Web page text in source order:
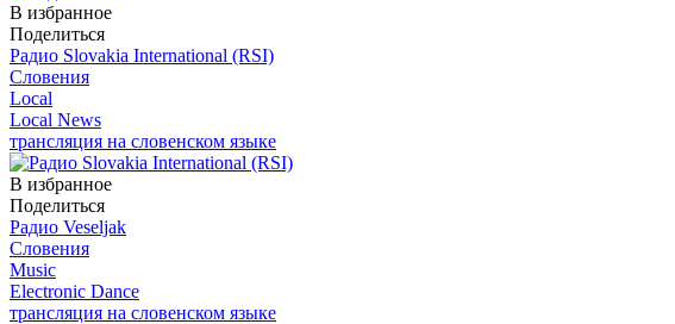
В избранное
Поделиться
Радио Slovakia International (RSI)
Словения
Local
Local News
трансляция на словенском языке
В избранное
Поделиться
Радио Veseljak
Словения
Music
Electronic Dance
трансляция на словенском языке